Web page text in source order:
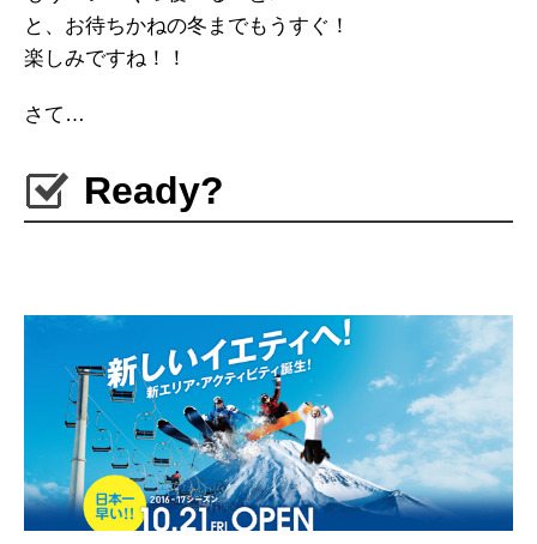
と、お待ちかねの冬までもうすぐ！
楽しみですね！！
さて…
Ready?